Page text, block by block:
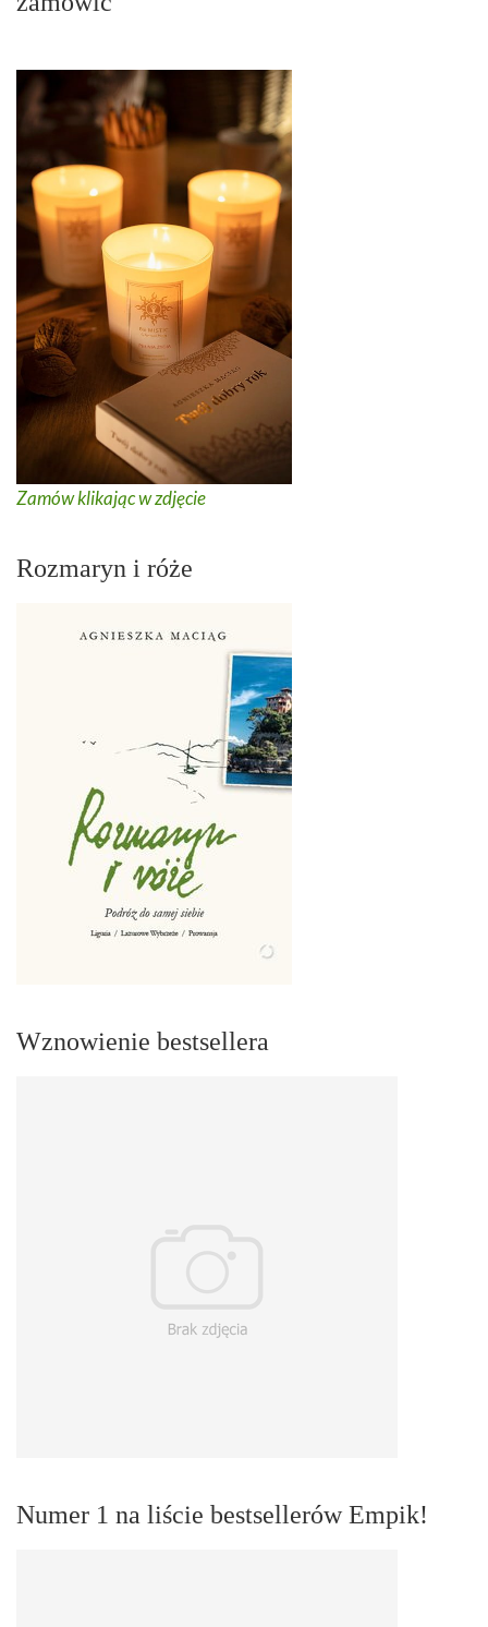
Zamów klikając w zdjęcie
Rozmaryn i róże
Wznowienie bestsellera
Numer 1 na liście bestsellerów Empik!